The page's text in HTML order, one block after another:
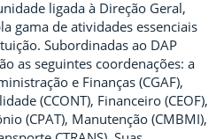
ligada à Direção Geral,
gama de atividades essenciais
Subordinadas ao DAP
as seguintes coordenações: a
e Finanças (CGAF),
(CCONT), Financeiro (CEOF),
(CPAT), Manutenção (CMBMI),